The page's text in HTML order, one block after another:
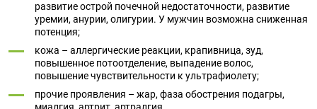
развитие острой почечной недостаточности, развитие
уремии, анурии, олигурии. У мужчин возможна сниженная
потенция;
кожа – аллергические реакции, крапивница, зуд,
повышенное потоотделение, выпадение волос,
повышение чувствительности к ультрафиолету;
прочие проявления – жар, фаза обострения подагры,